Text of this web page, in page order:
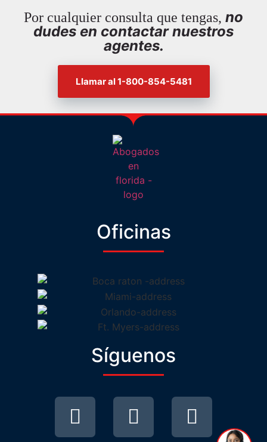
Por cualquier consulta que tengas, no
dudes en contactar nuestros
agentes.
Llamar al 1-800-854-5481
Oficinas
Síguenos